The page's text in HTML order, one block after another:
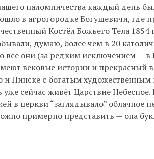
паломничества каждый день
в агрогородке Богушевичи, где
Костёл Божьего Тела
думаю, более чем в 20
все они (за редким исключением —
вековые истории и
и Пинске с богатым
уже сейчас живёт Царствие
в церкви “заглядывало” облачное
примерно представить — она